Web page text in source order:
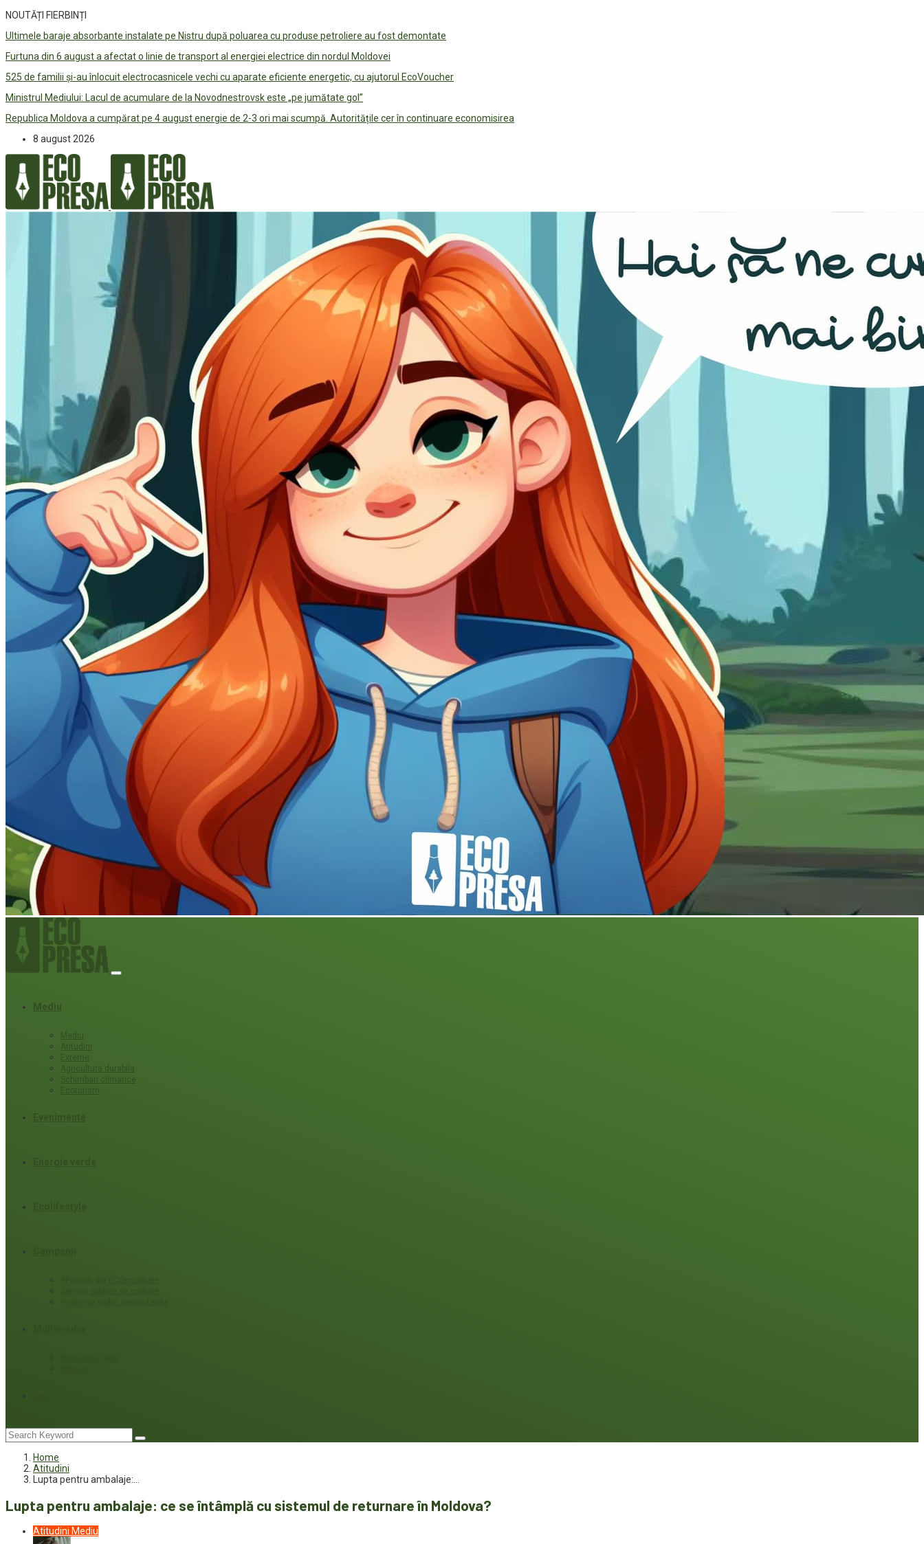
NOUTĂȚI FIERBINȚI
Ultimele baraje absorbante instalate pe Nistru după poluarea cu produse petroliere au fost demontate
Furtuna din 6 august a afectat o linie de transport al energiei electrice din nordul Moldovei
525 de familii și-au înlocuit electrocasnicele vechi cu aparate eficiente energetic, cu ajutorul EcoVoucher
Ministrul Mediului: Lacul de acumulare de la Novodnestrovsk este „pe jumătate gol”
Republica Moldova a cumpărat pe 4 august energie de 2-3 ori mai scumpă. Autoritățile cer în continuare economisirea
8 august 2026
Mediu
Mediu
Atitudini
Externe
Agricultura durabila
Schimbari climatice
Ecoturism
Home
Atitudini
Lupta pentru ambalaje:…
Lupta pentru ambalaje: ce se întâmplă cu sistemul de returnare în Moldova?
Atitudini Mediu